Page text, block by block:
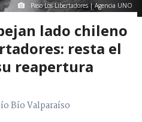
Paso Los Libertadores | Agencia UNO
lado chileno
resta el
reapertura
Bío Valparaíso